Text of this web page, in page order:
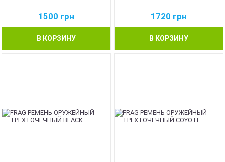
1500 грн
В КОРЗИНУ
1720 грн
В КОРЗИНУ